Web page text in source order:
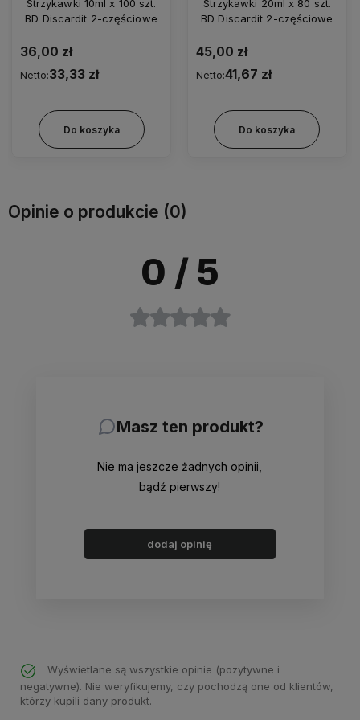
Strzykawki 20ml x 80 szt.
BD Discardit 2-częściowe
45,00 zł
Netto:41,67 zł
Do koszyka
Strzykawki 2ml x 100 szt.
BD Discardit 2-częściowe
19,00 zł
Netto:17,59 zł
Do koszyka
Opinie o produkcie (0)
0 / 5
Masz ten produkt?
Nie ma jeszcze żadnych opinii,
bądź pierwszy!
dodaj opinię
Wyświetlane są wszystkie opinie (pozytywne i
negatywne). Nie weryfikujemy, czy pochodzą one od klientów,
którzy kupili dany produkt.